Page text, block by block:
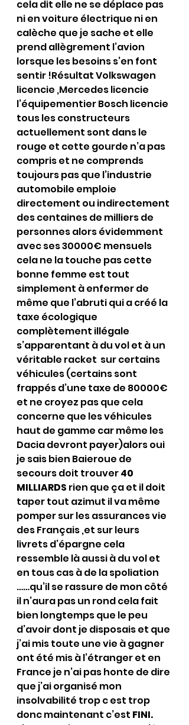
cela dit elle ne se déplace pas
ni en voiture électrique ni en
calèche que je sache et elle
prend allègrement l’avion
lorsque les besoins s’en font
sentir !Résultat Volkswagen
licencie ,Mercedes licencie
l’équipementier Bosch licencie
tous les constructeurs
actuellement sont dans le
rouge et cette gourde n’a pas
compris et ne comprends
toujours pas que l’industrie
automobile emploie
directement ou indirectement
des centaines de milliers de
personnes alors évidemment
avec ses 30000€ mensuels
cela ne la touche pas cette
bonne femme est tout
simplement à enfermer de
même que l’abruti qui a créé la
taxe écologique
complètement illégale
s’apparentant à du vol et à un
véritable racket  sur certains
véhicules (certains sont
frappés d’une taxe de 80000€
et ne croyez pas que cela
concerne que les véhicules
haut de gamme car même les
Dacia devront payer)alors oui
je sais bien Baieroue de
secours doit trouver 40
MILLIARDS rien que ça et il doit
taper tout azimut il va même
pomper sur les assurances vie
des Français ,et sur leurs
livrets d’épargne cela
ressemble là aussi à du vol et
en tous cas à de la spoliation
……qu’il se rassure de mon côté
il n’aura pas un rond cela fait
bien longtemps que le peu
d’avoir dont je disposais et que
j’ai mis toute une vie à gagner
ont été mis à l’étranger et en
France je n’ai pas honte de dire
que j’ai organisé mon
insolvabilité trop c est trop
donc maintenant c’est FINI.